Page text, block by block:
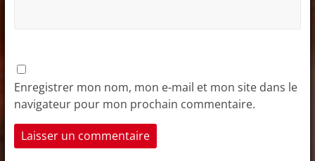
Enregistrer mon nom, mon e-mail et mon site dans le
navigateur pour mon prochain commentaire.